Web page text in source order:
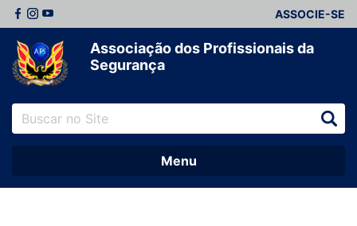
ASSOCIE-SE
Associação dos Profissionais da
Segurança
Menu